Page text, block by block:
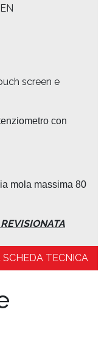
screen e
con
mola massima 80
SCHEDA TECNICA